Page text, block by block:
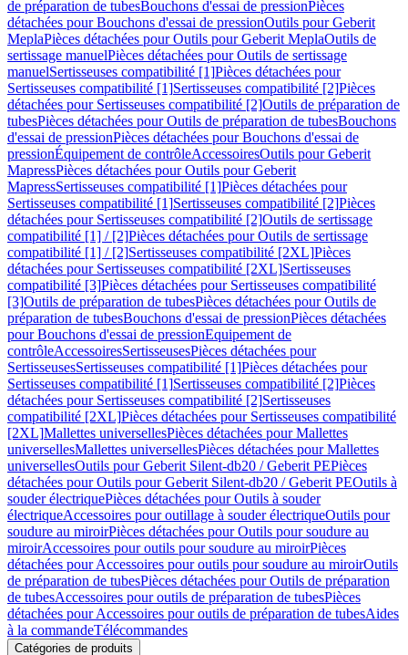
de préparation de tubesBouchons d'essai de pressionPièces
détachées pour Bouchons d'essai de pressionOutils pour Geberit
MeplaPièces détachées pour Outils pour Geberit MeplaOutils de
sertissage manuelPièces détachées pour Outils de sertissage
manuelSertisseuses compatibilité [1]Pièces détachées pour
Sertisseuses compatibilité [1]Sertisseuses compatibilité [2]Pièces
détachées pour Sertisseuses compatibilité [2]Outils de préparation de
tubesPièces détachées pour Outils de préparation de tubesBouchons
d'essai de pressionPièces détachées pour Bouchons d'essai de
pressionÉquipement de contrôleAccessoiresOutils pour Geberit
MapressPièces détachées pour Outils pour Geberit
MapressSertisseuses compatibilité [1]Pièces détachées pour
Sertisseuses compatibilité [1]Sertisseuses compatibilité [2]Pièces
détachées pour Sertisseuses compatibilité [2]Outils de sertissage
compatibilité [1] / [2]Pièces détachées pour Outils de sertissage
compatibilité [1] / [2]Sertisseuses compatibilité [2XL]Pièces
détachées pour Sertisseuses compatibilité [2XL]Sertisseuses
compatibilité [3]Pièces détachées pour Sertisseuses compatibilité
[3]Outils de préparation de tubesPièces détachées pour Outils de
préparation de tubesBouchons d'essai de pressionPièces détachées
pour Bouchons d'essai de pressionEquipement de
contrôleAccessoiresSertisseusesPièces détachées pour
SertisseusesSertisseuses compatibilité [1]Pièces détachées pour
Sertisseuses compatibilité [1]Sertisseuses compatibilité [2]Pièces
détachées pour Sertisseuses compatibilité [2]Sertisseuses
compatibilité [2XL]Pièces détachées pour Sertisseuses compatibilité
[2XL]Mallettes universellesPièces détachées pour Mallettes
universellesMallettes universellesPièces détachées pour Mallettes
universellesOutils pour Geberit Silent-db20 / Geberit PEPièces
détachées pour Outils pour Geberit Silent-db20 / Geberit PEOutils à
souder électriquePièces détachées pour Outils à souder
électriqueAccessoires pour outillage à souder électriqueOutils pour
soudure au miroirPièces détachées pour Outils pour soudure au
miroirAccessoires pour outils pour soudure au miroirPièces
détachées pour Accessoires pour outils pour soudure au miroirOutils
de préparation de tubesPièces détachées pour Outils de préparation
de tubesAccessoires pour outils de préparation de tubesPièces
détachées pour Accessoires pour outils de préparation de tubesAides
à la commandeTélécommandes
Catégories de produits